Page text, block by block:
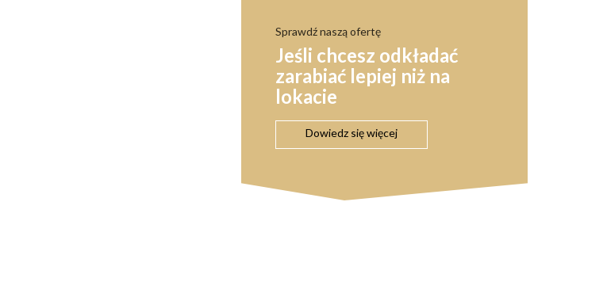
Sprawdź naszą ofertę
Jeśli chcesz odkładać
zarabiać lepiej niż na
lokacie
Dowiedz się więcej